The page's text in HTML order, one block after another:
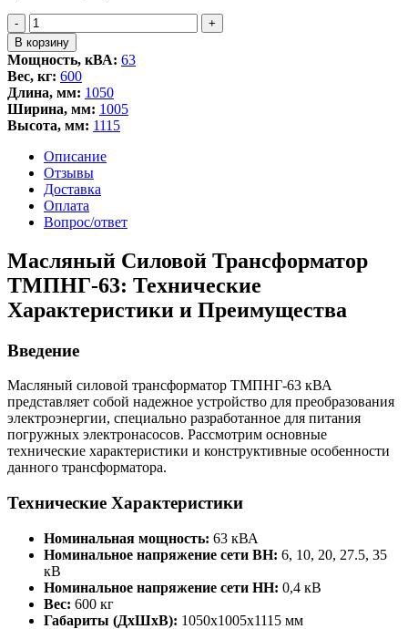
-
Количество
товара
Масляный
силовой
трансформатор
ТМПНГ-63
+
В корзину
Мощность, кВА: 63
Вес, кг: 600
Длина, мм: 1050
Ширина, мм: 1005
Высота, мм: 1115
Описание
Отзывы
Доставка
Оплата
Вопрос/ответ
Масляный Силовой Трансформатор
ТМПНГ-63: Технические
Характеристики и Преимущества
Введение
Масляный силовой трансформатор ТМПНГ-63 кВА
представляет собой надежное устройство для преобразования
электроэнергии, специально разработанное для питания
погружных электронасосов. Рассмотрим основные
технические характеристики и конструктивные особенности
данного трансформатора.
Технические Характеристики
Номинальная мощность: 63 кВА
Номинальное напряжение сети ВН: 6, 10, 20, 27.5, 35
кВ
Номинальное напряжение сети НН: 0,4 кВ
Вес: 600 кг
Габариты (ДxШxВ): 1050x1005x1115 мм